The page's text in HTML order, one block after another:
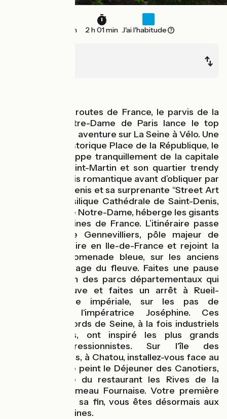
30 km 2 h 01 min J'ai l'habitude
Point zéro des routes de France, le parvis de la
Cathédrale Notre-Dame de Paris lance le top
départ de votre aventure sur La Seine à Vélo. Une
fois passée l'historique Place de la République, le
parcours s’échappe tranquillement de la capitale
par le canal Saint-Martin et son quartier trendy
iconique du Paris romantique avant d’obliquer par
le canal Saint-Denis et sa surprenante “Street Art
Avenue”. La basilique Cathédrale de Saint-Denis,
grande sœur de Notre-Dame, héberge les gisants
des Rois et Reines de France. L’itinéraire passe
par le port de Gennevilliers, pôle majeur de
l’activité portuaire en Ile-de-France et rejoint la
Seine et la promenade bleue, sur les anciens
chemins de halage du fleuve. Faites une pause
nature dans l'un des parcs départementaux qui
longent le fleuve et faites un arrêt à Rueil-
Malmaison, ville impériale, sur les pas de
Napoléon et l'impératrice Joséphine. Ces
paysages de bords de Seine, à la fois industriels
et champêtres, ont inspiré les plus grands
peintres impressionnistes. Sur l'île des
Impressionnistes, à Chatou, installez-vous face au
balcon où a été peint le Déjeuner des Canotiers,
sur la terrasse du restaurant les Rives de la
Courtille, au hameau Fournaise. Votre première
étape touche à sa fin, vous êtes désormais aux
portes des Yvelines.